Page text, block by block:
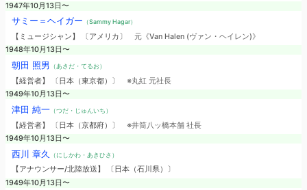
1947年10月13日〜
サミー＝ヘイガー （Sammy Hagar）
【ミュージシャン】 〔アメリカ〕 元《Van Halen (ヴァン・ヘイレン)》
1948年10月13日〜
朝田 照男 （あさだ・てるお）
【経営者】 〔日本（東京都）〕 ※丸紅 元社長
1949年10月13日〜
津田 純一（つだ・じゅんいち）
【経営者】 〔日本（京都府）〕 ※井筒八ッ橋本舗 社長
1949年10月13日〜
西川 章久 （にしかわ・あきひさ）
【アナウンサー/北陸放送】 〔日本（石川県）〕
1949年10月13日〜